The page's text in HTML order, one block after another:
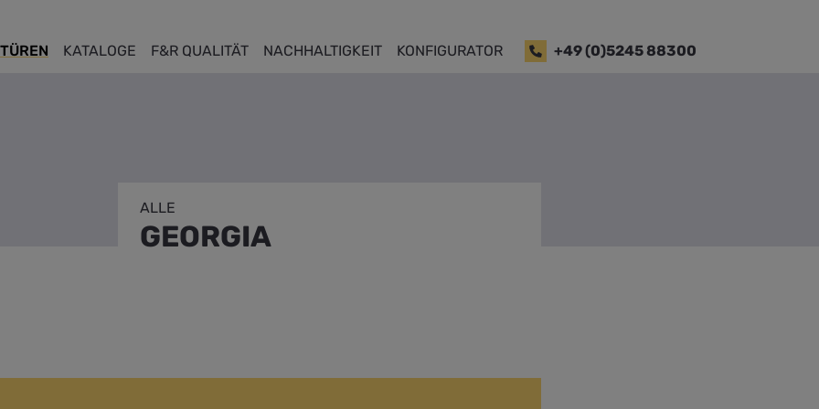
KATALOGE F&R QUALITÄT NACHHALTIGKEIT KONFIGURATOR +49 (0)5245 88300
ALLE
GEORGIA